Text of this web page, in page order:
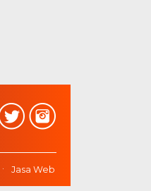
Jasa Web